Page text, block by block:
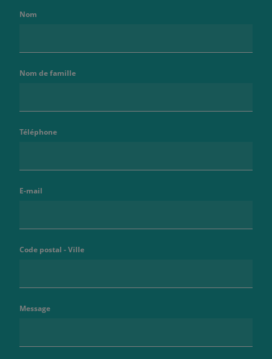
Nom
Nom de famille
Téléphone
E-mail
Code postal - Ville
Message